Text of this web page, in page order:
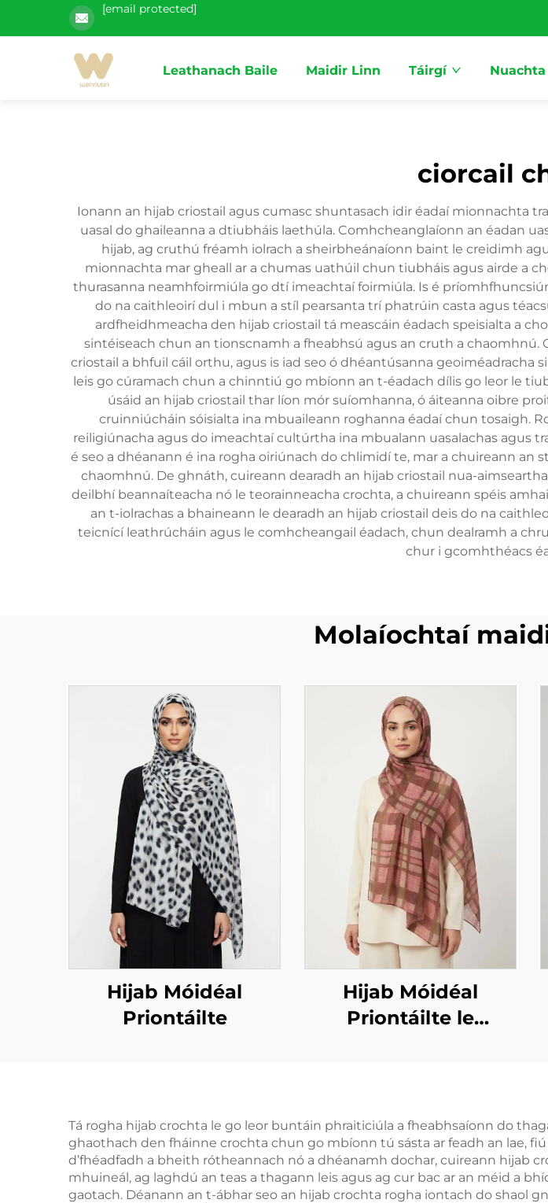
[email protected]
Leathanach Baile Maidir Linn Táirgí Nuachta
ciorcail
Ionann an hijab criostail agus cumasc shuntasach idir éadaí mionnachta
uasal do ghaileanna a dtiubháis laethúla. Comhcheanglaíonn an éadan
hijab, ag cruthú fréamh iolrach a sheirbheánaíonn baint le creidimh
mionnachta mar gheall ar a chumas uathúil chun tiubháis agus airde a
thurasanna neamhfoirmiúla go dtí imeachtaí foirmiúla. Is é
do na caithleoirí dul i mbun a stíl pearsanta trí phatrúin casta agus
ardfheidhmeacha den hijab criostail tá meascáin éadach speisialta a
sintéiseach chun an tionscnamh a fheabhsú agus an cruth a
criostail a bhfuil cáil orthu, agus is iad seo ó dhéantúsanna
leis go cúramach chun a chinntiú go mbíonn an t-éadach dílis go leor le
úsáid an hijab criostail thar líon mór suíomhanna, ó áiteanna oibre
cruinniúcháin sóisialta ina mbuaileann roghanna éadaí chun tosaigh.
reiligiúnacha agus do imeachtaí cultúrtha ina mbualann uasalachas agus
é seo a dhéanann é ina rogha oiriúnach do chlimidí te, mar a chuireann
chaomhnú. De ghnáth, cuireann dearadh an hijab criostail nua-
deilbhí beannaíteacha nó le teorainneacha crochta, a chuireann spéis
an t-iolrachas a bhaineann le dearadh an hijab criostail deis do na
teicnící leathrúcháin agus le comhcheangail éadach, chun dealramh a
chur i gcomhthéacs
Molaíochtaí
Hijab Móidéal
Priontáilte
Hijab Móidéal
Priontáilte le
Tá rogha hijab crochta le go leor buntáin phraiticiúla a fheabhsaíonn do
ghaothach den fháinne crochta chun go mbíonn tú sásta ar feadh an lae,
d’fhéadfadh a bheith rótheannach nó a dhéanamh dochar, cuireann hijab
mhuineál, ag laghdú an teas a thagann leis agus ag cur bac ar an méid a
gaotach. Déanann an t-ábhar seo an hijab crochta rogha iontach do shaol